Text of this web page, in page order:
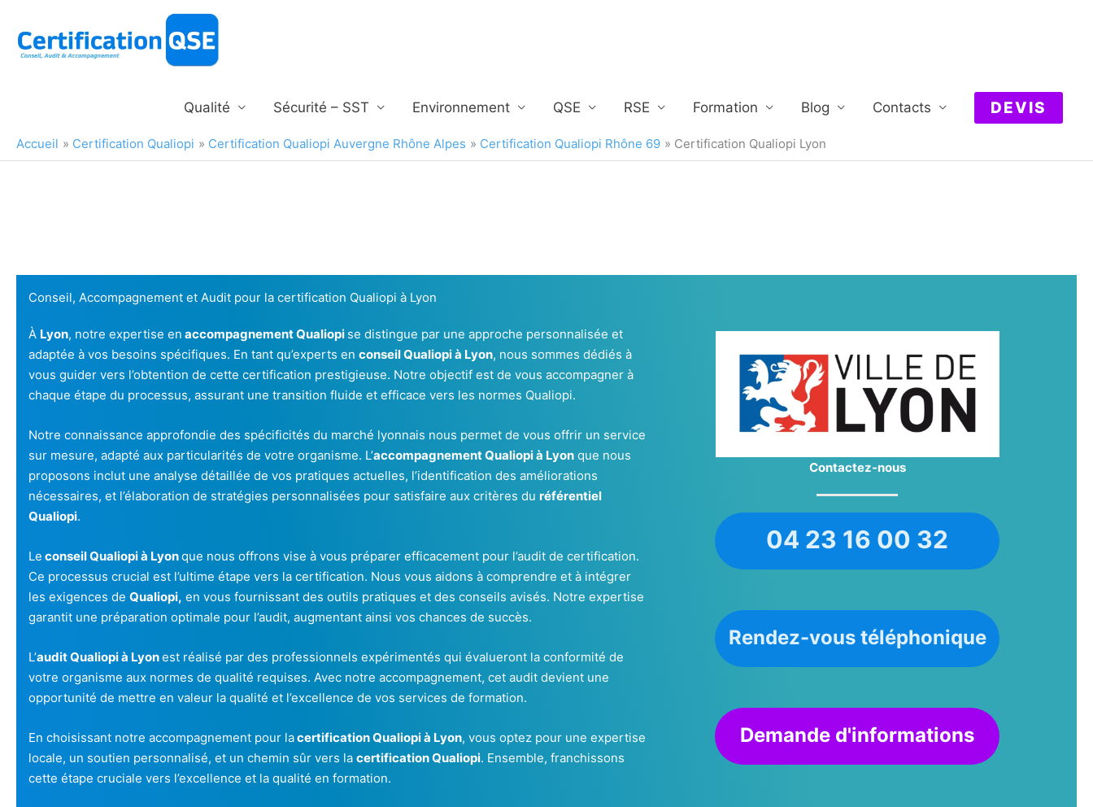
contenu
Qualité Sécurité – SST Environnement QSE RSE Formation Blog Contacts DEVIS
Accueil Certification Qualiopi Certification Qualiopi Auvergne Rhône Alpes Certification Qualiopi Rhône 69 Certification Qualiopi Lyon
Conseil, Accompagnement et Audit pour la certification Qualiopi à Lyon
À Lyon, notre expertise en accompagnement Qualiopi se distingue par une approche personnalisée et
adaptée à vos besoins spécifiques. En tant qu’experts en conseil Qualiopi à Lyon, nous sommes dédiés à
vous guider vers l’obtention de cette certification prestigieuse. Notre objectif est de vous accompagner à
chaque étape du processus, assurant une transition fluide et efficace vers les normes Qualiopi.
Notre connaissance approfondie des spécificités du marché lyonnais nous permet de vous offrir un service
sur mesure, adapté aux particularités de votre organisme. L’accompagnement Qualiopi à Lyon que nous
proposons inclut une analyse détaillée de vos pratiques actuelles, l’identification des améliorations
nécessaires, et l’élaboration de stratégies personnalisées pour satisfaire aux critères du référentiel
Qualiopi.
Le conseil Qualiopi à Lyonque nous offrons vise à vous préparer efficacement pour l’audit de certification.
Ce processus crucial est l’ultime étape vers la certification. Nous vous aidons à comprendre et à intégrer
les exigences de Qualiopi, en vous fournissant des outils pratiques et des conseils avisés. Notre expertise
garantit une préparation optimale pour l’audit, augmentant ainsi vos chances de succès.
L’audit Qualiopi à Lyonest réalisé par des professionnels expérimentés qui évalueront la conformité de
votre organisme aux normes de qualité requises. Avec notre accompagnement, cet audit devient une
opportunité de mettre en valeur la qualité et l’excellence de vos services de formation.
En choisissant notre accompagnement pour lacertification Qualiopi à Lyon, vous optez pour une expertise
locale, un soutien personnalisé, et un chemin sûr vers la certification Qualiopi. Ensemble, franchissons
cette étape cruciale vers l’excellence et la qualité en formation.
Contactez-nous
04 23 16 00 32
Rendez-vous téléphonique
Demande d'informations